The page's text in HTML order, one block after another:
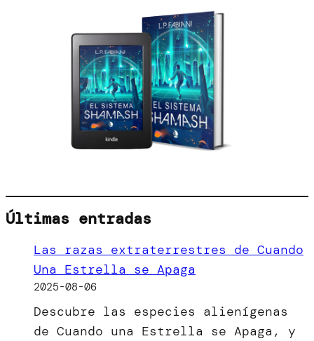
Últimas entradas
Las razas extraterrestres de Cuando
Una Estrella se Apaga
2025-08-06
Descubre las especies alienígenas
de Cuando una Estrella se Apaga, y